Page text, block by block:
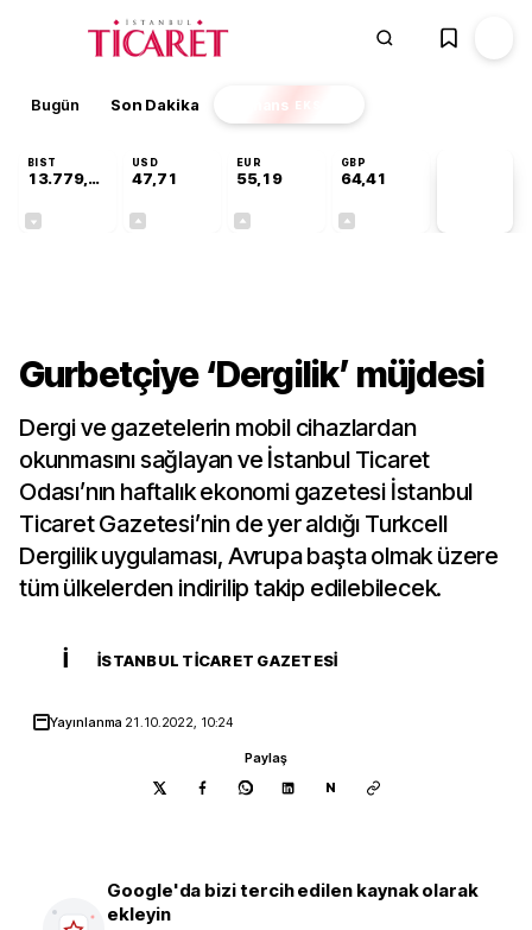
Bugün Son Dakika Finans EKSTRA
BIST
13.779,39
USD
47,71
EUR
55,19
GBP
64,41
Gurbetçiye ‘Dergilik’ müjdesi
Dergi ve gazetelerin mobil cihazlardan
okunmasını sağlayan ve İstanbul Ticaret
Odası’nın haftalık ekonomi gazetesi İstanbul
Ticaret Gazetesi’nin de yer aldığı Turkcell
Dergilik uygulaması, Avrupa başta olmak üzere
tüm ülkelerden indirilip takip edilebilecek.
İ İSTANBUL TICARET GAZETESI
Yayınlanma 21.10.2022, 10:24
Paylaş
N
Google'da bizi tercih edilen kaynak olarak
ekleyin